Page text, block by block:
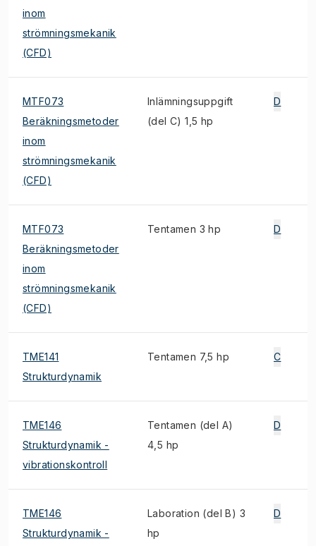
inom
strömningsmekanik
(CFD)
MTF073
Beräkningsmetoder
inom
strömningsmekanik
(CFD)
Inlämningsuppgift
(del C) 1,5 hp
D
MTF073
Beräkningsmetoder
inom
strömningsmekanik
(CFD)
Tentamen 3 hp D
TME141
Strukturdynamik
Tentamen 7,5 hp C
TME146
Strukturdynamik -
vibrationskontroll
Tentamen (del A)
4,5 hp
D
TME146
Strukturdynamik -
Laboration (del B) 3
hp
D